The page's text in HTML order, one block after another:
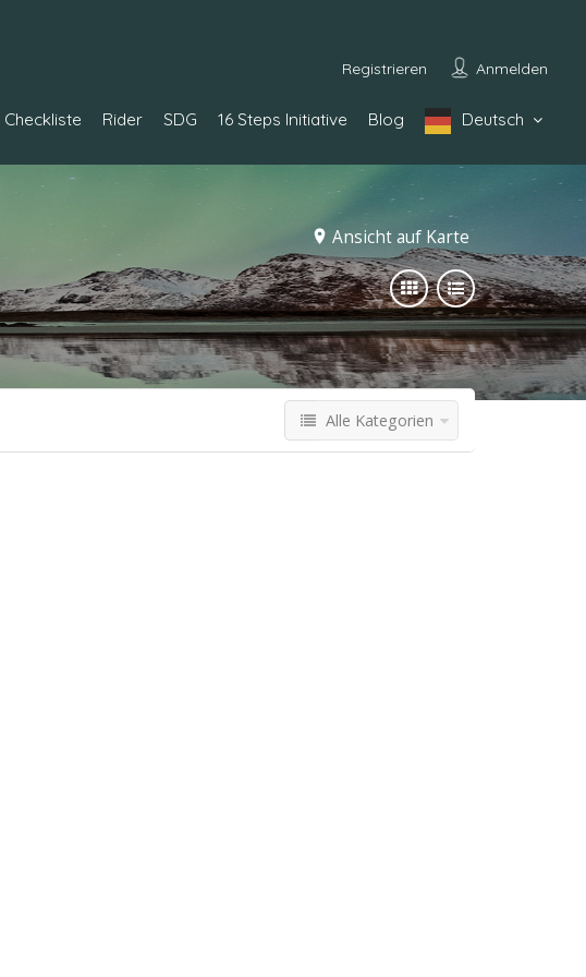
Registrieren Anmelden
Checkliste Rider SDG 16 Steps Initiative Blog Deutsch
Ansicht auf Karte
Alle Kategorien